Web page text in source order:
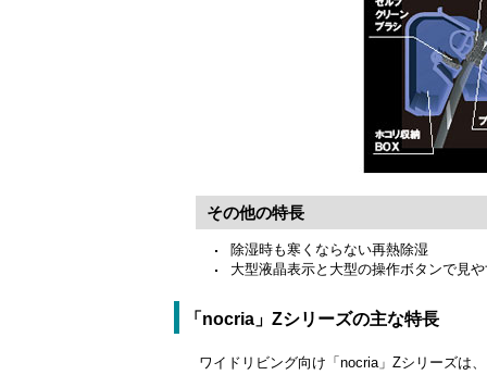
その他の特長
除湿時も寒くならない再熱除湿
大型液晶表示と大型の操作ボタンで見
「nocria」Zシリーズの主な特長
ワイドリビング向け「nocria」Zシリーズは